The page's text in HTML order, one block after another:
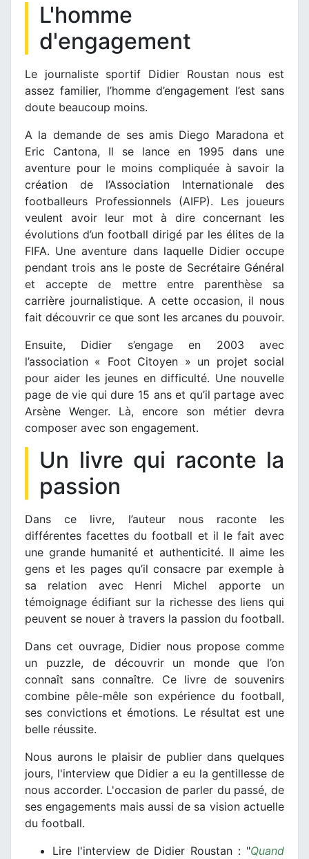
L'homme
d'engagement
Le journaliste sportif Didier Roustan nous est
assez familier, l’homme d’engagement l’est sans
doute beaucoup moins.
A la demande de ses amis Diego Maradona et
Eric Cantona, Il se lance en 1995 dans une
aventure pour le moins compliquée à savoir la
création de l’Association Internationale des
footballeurs Professionnels (AIFP). Les joueurs
veulent avoir leur mot à dire concernant les
évolutions d’un football dirigé par les élites de la
FIFA. Une aventure dans laquelle Didier occupe
pendant trois ans le poste de Secrétaire Général
et accepte de mettre entre parenthèse sa
carrière journalistique. A cette occasion, il nous
fait découvrir ce que sont les arcanes du pouvoir.
Ensuite, Didier s’engage en 2003 avec
l’association « Foot Citoyen » un projet social
pour aider les jeunes en difficulté. Une nouvelle
page de vie qui dure 15 ans et qu’il partage avec
Arsène Wenger. Là, encore son métier devra
composer avec son engagement.
Un livre qui raconte la
passion
Dans ce livre, l’auteur nous raconte les
différentes facettes du football et il le fait avec
une grande humanité et authenticité. Il aime les
gens et les pages qu’il consacre par exemple à
sa relation avec Henri Michel apporte un
témoignage édifiant sur la richesse des liens qui
peuvent se nouer à travers la passion du football.
Dans cet ouvrage, Didier nous propose comme
un puzzle, de découvrir un monde que l’on
connaît sans connaître. Ce livre de souvenirs
combine pêle-mêle son expérience du football,
ses convictions et émotions. Le résultat est une
belle réussite.
Nous aurons le plaisir de publier dans quelques
jours, l'interview que Didier a eu la gentillesse de
nous accorder. L'occasion de parler du passé, de
ses engagements mais aussi de sa vision actuelle
du football.
Lire l'interview de Didier Roustan : "Quand